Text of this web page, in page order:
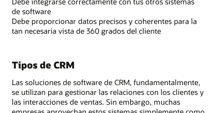
de software
Debe proporcionar datos precisos y coherentes para la
tan necesaria vista de 360 grados del cliente
Tipos de CRM
Las soluciones de software de CRM, fundamentalmente,
se utilizan para gestionar las relaciones con los clientes y
las interacciones de ventas. Sin embargo, muchas